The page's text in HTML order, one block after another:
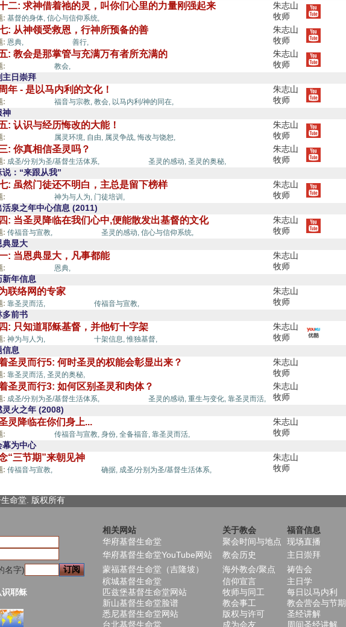
二: 求神借着祂的灵，叫你们心里的力量刚强起来
: 基督的身体, 信心与信仰系统,
朱志山
牧师
: 从神领受救恩，行神所预备的善
: 恩典, 善行,
朱志山
牧师
: 教会是那掌管与充满万有者所充满的
: 教会,
朱志山
牧师
主日崇拜
年 - 是以马内利的文化！
: 福音与宗教, 教会, 以马内利/神的同在,
朱志山
牧师
神
: 认识与经历悔改的大能！
: 属灵环境, 自由, 属灵争战, 悔改与饶恕,
朱志山
牧师
: 你真相信圣灵吗？
: 成圣/分别为圣/基督生活体系, 圣灵的感动, 圣灵的奥秘,
朱志山
牧师
说：“来跟从我”
: 虽然门徒还不明白，主总是留下榜样
: 神为与人为, 门徒培训,
朱志山
牧师
活泉之年中心信息 (2011)
: 当圣灵降临在我们心中,便能散发出基督的文化
: 传福音与宣教, 圣灵的感动, 信心与信仰系统,
朱志山
牧师
典显大
: 当恩典显大，凡事都能
: 恩典,
朱志山
牧师
新年信息
联络网的专家
: 靠圣灵而活, 传福音与宣教,
朱志山
牧师
多前书
: 只知道耶稣基督，并他钉十字架
: 神为与人为, 十架信息,惟独基督,
朱志山
牧师
信息
圣灵而行5: 何时圣灵的权能会彰显出来？
: 靠圣灵而活, 圣灵的奥秘,
朱志山
牧师
圣灵而行3: 如何区别圣灵和肉体？
: 成圣/分别为圣/基督生活体系, 圣灵的感动, 重生与变化, 靠圣灵而活,
朱志山
牧师
灵火之年 (2008)
灵降临在你们身上...
: 传福音与宣教, 身份, 全备福音, 靠圣灵而活,
朱志山
牧师
幕为中心
“三节期”来朝见神
: 传福音与宣教, 确据, 成圣/分别为圣/基督生活体系,
朱志山
牧师
命堂. 版权所有
相关网站 关于教会 福音信息
华府基督生命堂 聚会时间与地点 现场直播
华府基督生命堂YouTube网站 教会历史 主日崇拜
名字) 蒙福基督生命堂（吉隆坡） 海外教会/聚点 祷告会
槟城基督生命堂
信仰宣言 主日学
识耶稣
匹兹堡基督生命堂网站 牧师与同工 每日以马内利
新山基督生命堂脸谱
教会事工 教会营会与节期
悉尼基督生命堂网站
版权与许可 圣经讲解
台北基督生命堂
成为会友 周间圣经讲解